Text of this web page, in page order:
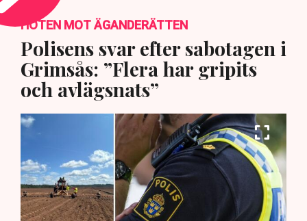
HOTEN MOT ÄGANDERÄTTEN
Polisens svar efter sabotagen i
Grimsås: ”Flera har gripits
och avlägsnats”